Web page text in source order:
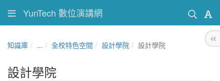
YunTech 數位演講網
知識庫 ... 全校特色空間 設計學院 設計學院
設計學院